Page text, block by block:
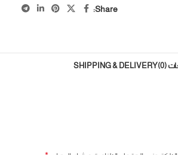
Share:
(0)
SHIPPING & DELIVERY